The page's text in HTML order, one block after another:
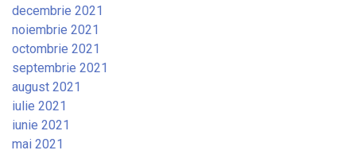
decembrie 2021
noiembrie 2021
octombrie 2021
septembrie 2021
august 2021
iulie 2021
iunie 2021
mai 2021